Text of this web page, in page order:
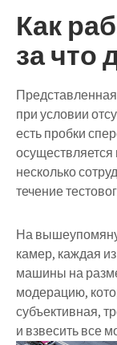
Как
за что
при условии
есть пробки
несколько
течение
На
камер, каждая
машины на
модерацию,
субъективная,
и взвесить все